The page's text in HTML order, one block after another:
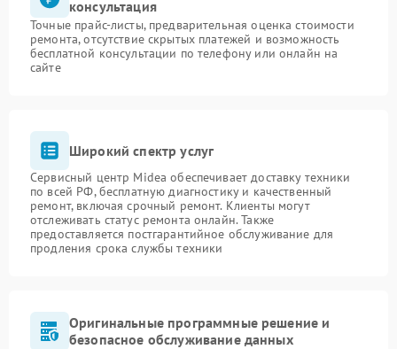
консультация
Точные прайс-листы, предварительная оценка стоимости
ремонта, отсутствие скрытых платежей и возможность
бесплатной консультации по телефону или онлайн на
сайте
Широкий спектр услуг
Сервисный центр Midea обеспечивает доставку техники
по всей РФ, бесплатную диагностику и качественный
ремонт, включая срочный ремонт. Клиенты могут
отслеживать статус ремонта онлайн. Также
предоставляется постгарантийное обслуживание для
продления срока службы техники
Оригинальные программные решение и
безопасное обслуживание данных